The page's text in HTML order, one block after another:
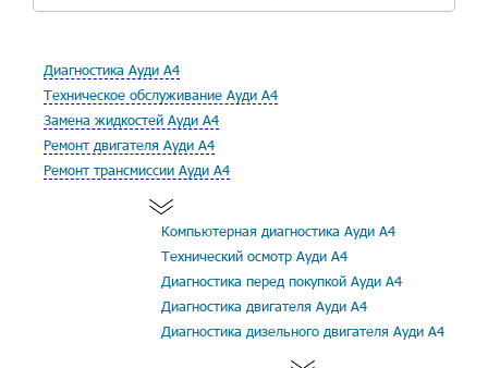
Диагностика Ауди А4
Техническое обслуживание Ауди А4
Замена жидкостей Ауди А4
Ремонт двигателя Ауди А4
Ремонт трансмиссии Ауди А4
Компьютерная диагностика Ауди А4
Технический осмотр Ауди А4
Диагностика перед покупкой Ауди А4
Диагностика двигателя Ауди А4
Диагностика дизельного двигателя Ауди А4